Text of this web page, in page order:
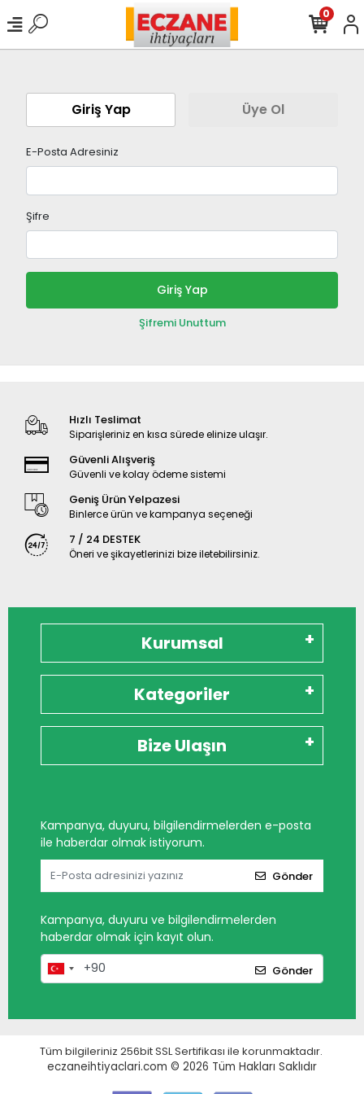
0
Giriş Yap Üye Ol
E-Posta Adresiniz
Şifre
Giriş Yap
Şifremi Unuttum
Hızlı Teslimat
Siparişleriniz en kısa sürede elinize ulaşır.
Güvenli Alışveriş
Güvenli ve kolay ödeme sistemi
Geniş Ürün Yelpazesi
Binlerce ürün ve kampanya seçeneği
7 / 24 DESTEK
Öneri ve şikayetlerinizi bize iletebilirsiniz.
Kurumsal
Kategoriler
Bize Ulaşın
Kampanya, duyuru, bilgilendirmelerden e-posta
ile haberdar olmak istiyorum.
Gönder
Kampanya, duyuru ve bilgilendirmelerden
haberdar olmak için kayıt olun.
Gönder
Tüm bilgileriniz 256bit SSL Sertifikası ile korunmaktadır.
eczaneihtiyaclari.com © 2026 Tüm Hakları Saklıdır